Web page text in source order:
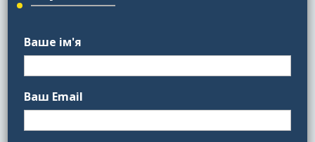
Ваше ім'я
Ваш Email